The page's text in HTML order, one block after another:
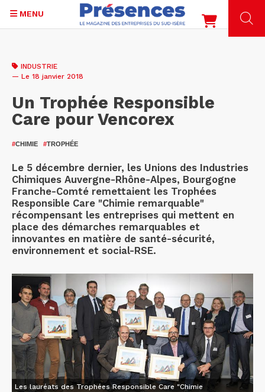
contenu
MENU
INDUSTRIE
— Le 18 janvier 2018
Un Trophée Responsible
Care pour Vencorex
#CHIMIE #TROPHÉE
Le 5 décembre dernier, les Unions des Industries
Chimiques Auvergne-Rhône-Alpes, Bourgogne
Franche-Comté remettaient les Trophées
Responsible Care "Chimie remarquable"
récompensant les entreprises qui mettent en
place des démarches remarquables et
innovantes en matière de santé-sécurité,
environnement et social-RSE.
Les lauréats des Trophées Responsible Care "Chimie